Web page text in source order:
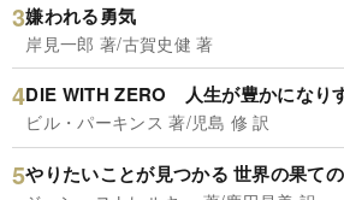
嫌われる勇気
岸見一郎 著/古賀史健 著
DIE WITH ZERO 人生が豊かになり
ビル・パーキンス 著/児島 修 訳
やりたいことが見つかる 世界の果て